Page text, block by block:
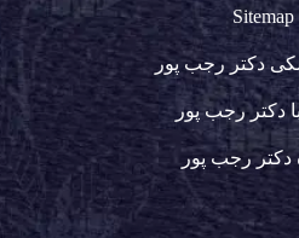
Sitemap
دکتر رجب پور
دکتر رجب پور
دکتر رجب پور